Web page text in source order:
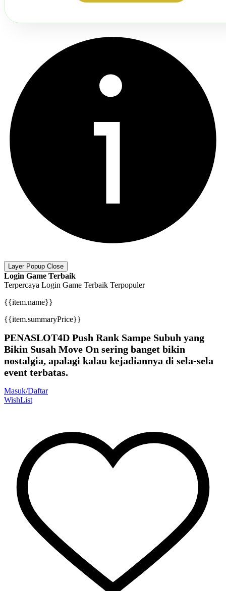
Layer Popup Close
Login Game Terbaik
Terpercaya Login Game Terbaik Terpopuler
{{item.name}}
{{item.summaryPrice}}
PENASLOT4D Push Rank Sampe Subuh yang
Bikin Susah Move On sering banget bikin
nostalgia, apalagi kalau kejadiannya di sela-sela
event terbatas.
Masuk/Daftar
WishList